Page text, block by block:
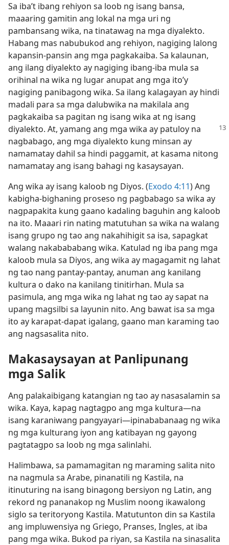
Sa iba’t ibang rehiyon sa loob ng isang bansa,
maaaring gamitin ang lokal na mga uri ng
pambansang wika, na tinatawag na mga diyalekto.
Habang mas nabubukod ang rehiyon, nagiging lalong
kapansin-pansin ang mga pagkakaiba. Sa kalaunan,
ang ilang diyalekto ay nagiging ibang-iba mula sa
orihinal na wika ng lugar anupat ang mga ito’y
nagiging panibagong wika. Sa ilang kalagayan ay hindi
madali para sa mga dalubwika na makilala ang
pagkakaiba sa pagitan ng isang wika at ng isang
diyalekto. At, yamang ang mga wika ay patuloy na
nagbabago, ang mga diyalekto kung minsan ay
namamatay dahil sa hindi paggamit, at kasama nitong
namamatay ang isang bahagi ng kasaysayan.
Ang wika ay isang kaloob ng Diyos. (Exodo 4:11) Ang
kabigha-bighaning proseso ng pagbabago sa wika ay
nagpapakita kung gaano kadaling baguhin ang kaloob
na ito. Maaari rin nating matutuhan sa wika na walang
isang grupo ng tao ang nakahihigit sa isa, sapagkat
walang nakabababang wika. Katulad ng iba pang mga
kaloob mula sa Diyos, ang wika ay magagamit ng lahat
ng tao nang pantay-pantay, anuman ang kanilang
kultura o dako na kanilang tinitirhan. Mula sa
pasimula, ang mga wika ng lahat ng tao ay sapat na
upang magsilbi sa layunin nito. Ang bawat isa sa mga
ito ay karapat-dapat igalang, gaano man karaming tao
ang nagsasalita nito.
Makasaysayan at Panlipunang
mga Salik
Ang palakaibigang katangian ng tao ay nasasalamin sa
wika. Kaya, kapag nagtagpo ang mga kultura​—na
isang karaniwang pangyayari​—ipinababanaag ng wika
ng mga kulturang iyon ang katibayan ng gayong
pagtatagpo sa loob ng mga salinlahi.
Halimbawa, sa pamamagitan ng maraming salita nito
na nagmula sa Arabe, pinanatili ng Kastila, na
itinuturing na isang binagong bersiyon ng Latin, ang
rekord ng pananakop ng Muslim noong ikawalong
siglo sa teritoryong Kastila. Matutunton din sa Kastila
ang impluwensiya ng Griego, Pranses, Ingles, at iba
pang mga wika. Bukod pa riyan, sa Kastila na sinasalita